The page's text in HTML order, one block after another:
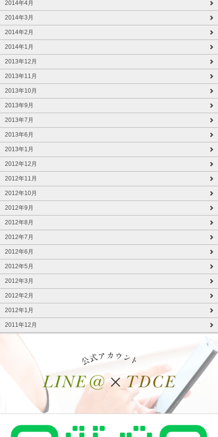
2014年4月
2014年3月
2014年2月
2014年1月
2013年12月
2013年11月
2013年10月
2013年9月
2013年7月
2013年6月
2013年1月
2012年12月
2012年11月
2012年10月
2012年9月
2012年8月
2012年7月
2012年6月
2012年5月
2012年3月
2012年2月
2012年1月
2011年12月